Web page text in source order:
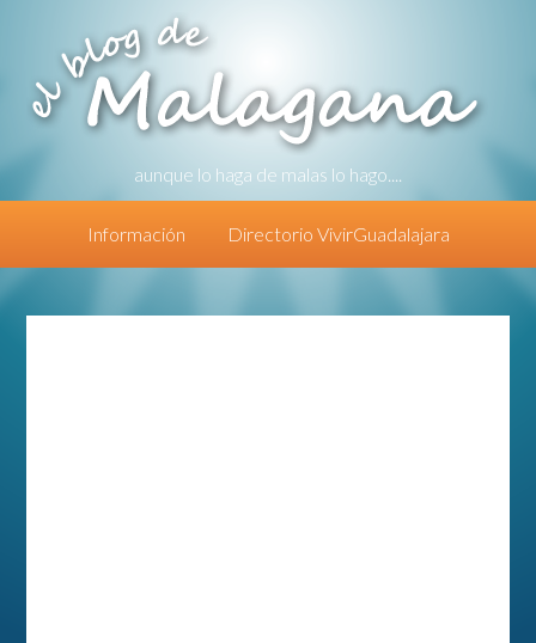
aunque lo haga de malas lo hago....
Información Directorio VivirGuadalajara